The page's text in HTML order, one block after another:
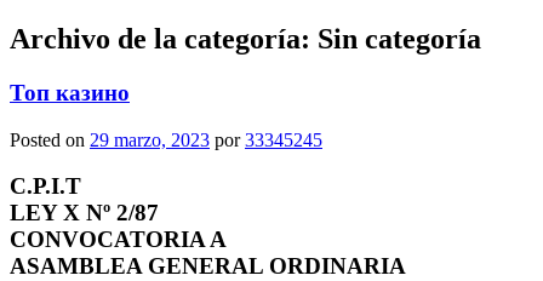
Archivo de la categoría: Sin categoría
Топ казино
Posted on 29 marzo, 2023 por33345245
C.P.I.T
LEY X Nº 2/87
CONVOCATORIA A
ASAMBLEA GENERAL ORDINARIA